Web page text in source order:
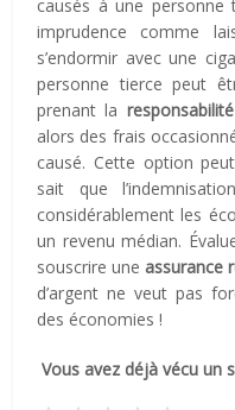
causés à une
imprudence comme
s’endormir avec une
personne tierce peut
prenant la
alors des frais
causé. Cette option
sait que
considérablement les
un revenu médian.
souscrire une assurance
d’argent ne veut pas
des économies !
Vous avez déjà vécu un